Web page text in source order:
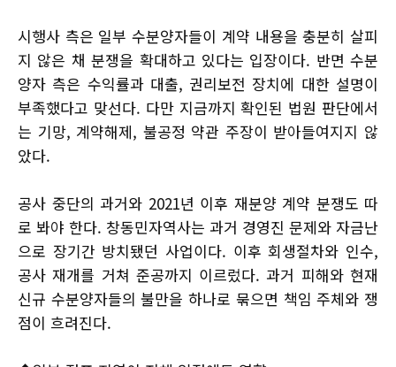
시행사 측은 일부 수분양자들이 계약 내용을 충분히 살피
지 않은 채 분쟁을 확대하고 있다는 입장이다. 반면 수분
양자 측은 수익률과 대출, 권리보전 장치에 대한 설명이
부족했다고 맞선다. 다만 지금까지 확인된 법원 판단에서
는 기망, 계약해제, 불공정 약관 주장이 받아들여지지 않
았다.
공사 중단의 과거와 2021년 이후 재분양 계약 분쟁도 따
로 봐야 한다. 창동민자역사는 과거 경영진 문제와 자금난
으로 장기간 방치됐던 사업이다. 이후 회생절차와 인수,
공사 재개를 거쳐 준공까지 이르렀다. 과거 피해와 현재
신규 수분양자들의 불만을 하나로 묶으면 책임 주체와 쟁
점이 흐려진다.